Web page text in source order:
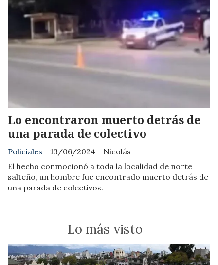
Lo encontraron muerto detrás de
una parada de colectivo
Nicolás
Policiales
13/06/2024
El hecho conmocionó a toda la localidad de norte
salteño, un hombre fue encontrado muerto detrás de
una parada de colectivos.
Lo más visto